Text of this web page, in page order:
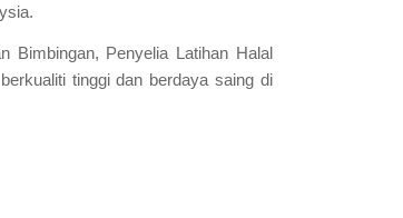
Bimbingan, Penyelia Latihan Halal
tinggi dan berdaya saing di